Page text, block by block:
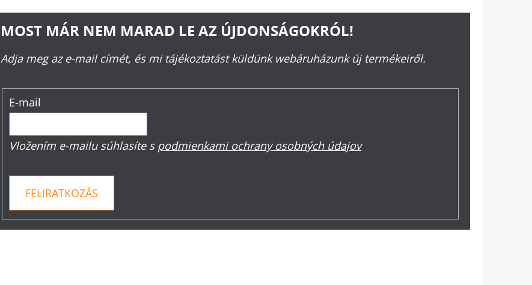
MOST MÁR NEM MARAD LE AZ ÚJDONSÁGOKRÓL!
Adja meg az e-mail címét, és mi tájékoztatást küldünk webáruházunk új termékeiről.
E-mail
Vložením e-mailu súhlasíte s podmienkami ochrany osobných údajov
FELIRATKOZÁS